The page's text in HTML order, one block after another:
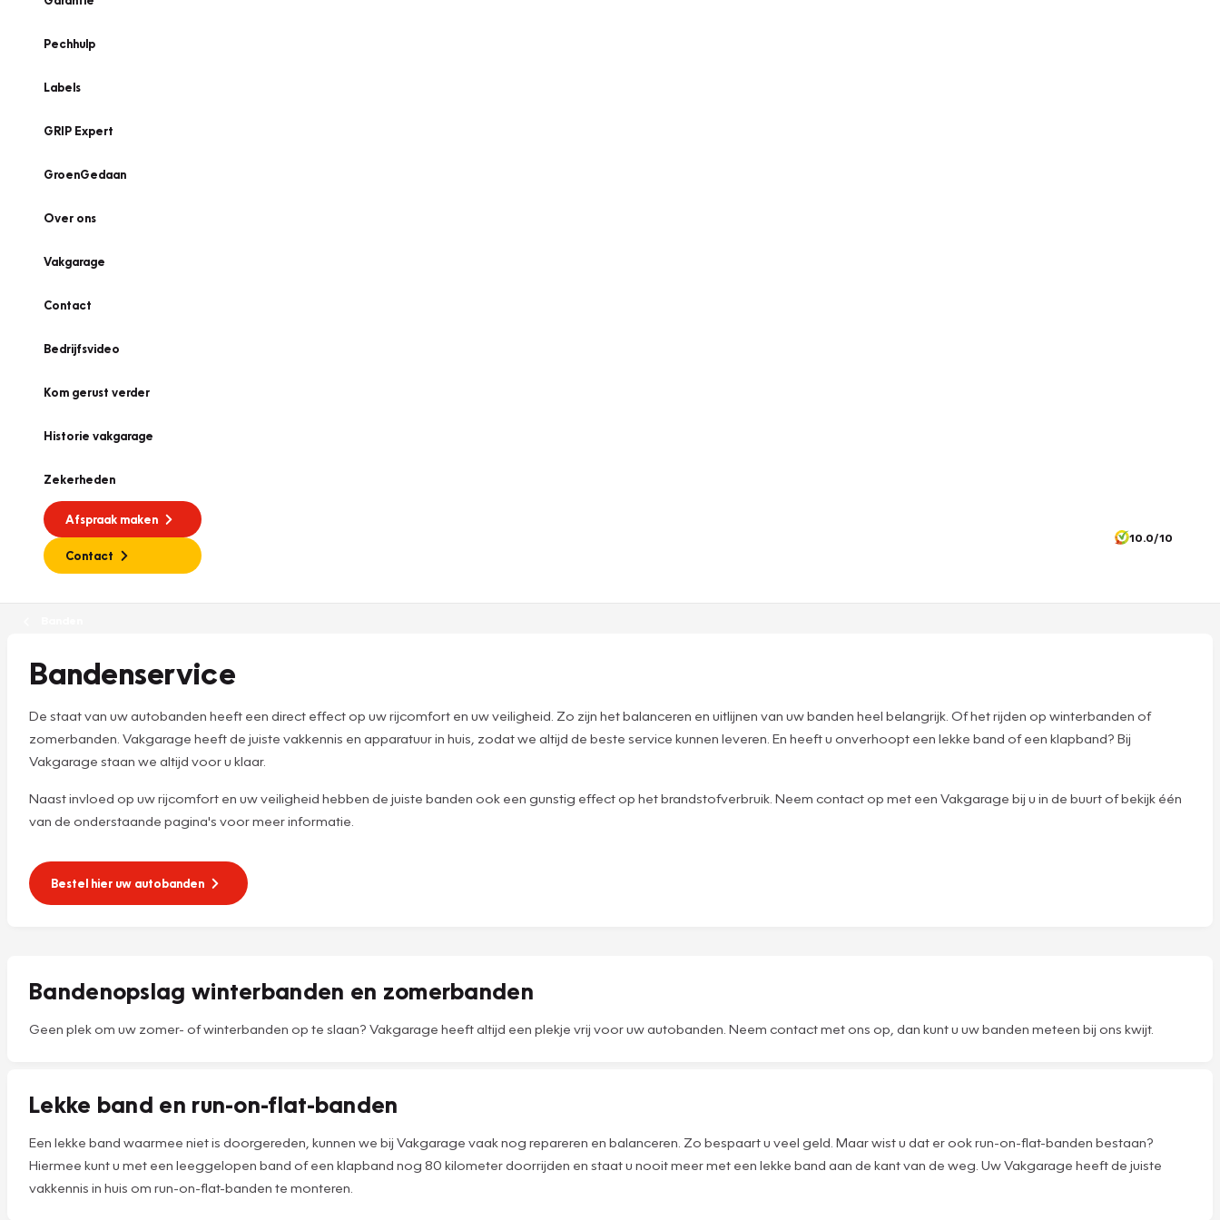
Pechhulp
Labels
GRIP Expert
GroenGedaan
Over ons
Vakgarage
Contact
Bedrijfsvideo
Kom gerust verder
Historie vakgarage
Zekerheden
Afspraak maken
Contact
10.0/10
Bandenservice
De staat van uw autobanden heeft een direct effect op uw rijcomfort en uw veiligheid. Zo zijn het balanceren en uitlijnen van uw banden heel belangrijk. Of het rijden op winterbanden of
zomerbanden. Vakgarage heeft de juiste vakkennis en apparatuur in huis, zodat we altijd de beste service kunnen leveren. En heeft u onverhoopt een lekke band of een klapband? Bij
Vakgarage staan we altijd voor u klaar.
Naast invloed op uw rijcomfort en uw veiligheid hebben de juiste banden ook een gunstig effect op het brandstofverbruik. Neem contact op met een Vakgarage bij u in de buurt of bekijk één
van de onderstaande pagina's voor meer informatie.
Bestel hier uw autobanden
Bandenopslag winterbanden en zomerbanden
Geen plek om uw zomer- of winterbanden op te slaan? Vakgarage heeft altijd een plekje vrij voor uw autobanden. Neem contact met ons op, dan kunt u uw banden meteen bij ons kwijt.
Lekke band en run-on-flat-banden
Een lekke band waarmee niet is doorgereden, kunnen we bij Vakgarage vaak nog repareren en balanceren. Zo bespaart u veel geld. Maar wist u dat er ook run-on-flat-banden bestaan?
Hiermee kunt u met een leeggelopen band of een klapband nog 80 kilometer doorrijden en staat u nooit meer met een lekke band aan de kant van de weg. Uw Vakgarage heeft de juiste
vakkennis in huis om run-on-flat-banden te monteren.